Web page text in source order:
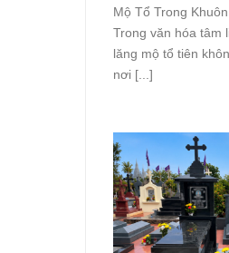
Mộ Tổ Trong
Trong văn hóa tâm
lăng mộ tổ tiên
nơi [...]